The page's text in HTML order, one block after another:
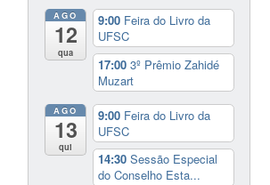
AGO
12
qua
9:00 Feira do Livro da
UFSC
17:003º Prêmio Zahidé
Muzart
AGO
13
qui
9:00 Feira do Livro da
UFSC
14:30Sessão Especial
do Conselho Esta...